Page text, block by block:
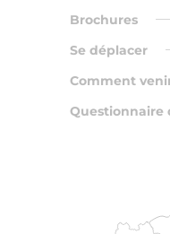
Brochures
Se déplacer
Comment
Questionnaire